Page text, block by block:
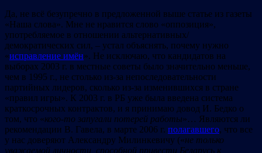
Да, не всё безупречно в предложенной выше статье из газеты
«Наша слова». Мне не нравится слово «оппозиция»,
употребляемое в отношении альтернативных/
демократических сил, – устал объяснять, почему нужно
«исправление имён». Не исключаю, что кандидатов на
выборах 2003 г. в местные советы было значительно меньше,
чем в 1995 г., не столько из-за непоследовательности
партийных лидеров, сколько из-за изменившихся в стране
«правил игры». К 2003 г. в РБ уже была введена система
краткосрочных контрактов, и я принимаю довод И. Бедко о
том, что «кого-то запугали потерей работы»… Являются ли
рекомендации В. Гавела, в марте 2006 г. полагавшего, что все
у нас доверяют Александру Милинкевичу («не только
уважаемой личности, способной привести Беларусь к